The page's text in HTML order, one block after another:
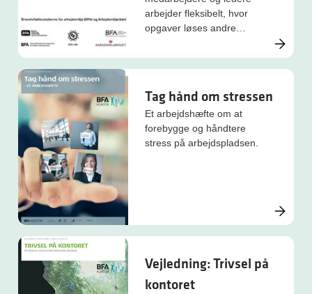
arbejder fleksibelt, hvor
opgaver løses andre
arbejdspladsen eller på
tidspunkter, man selv
række muligheder og nye
udfordringer for såvel
ledere som medarbejdere.
Tag hånd om stressen
Et arbejdshæfte om at
forebygge og håndtere
stress på arbejdspladsen.
Vejledning: Trivsel på
kontoret